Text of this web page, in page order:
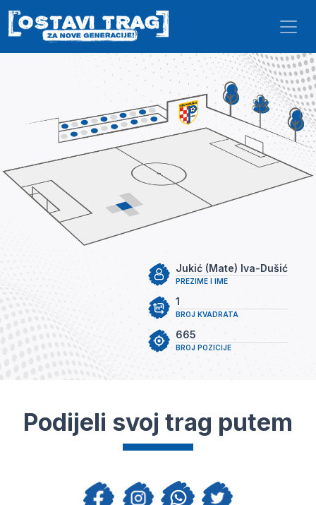
Skip to main content
PREZIME I IME
Jukić (Mate) Iva-Dušić
BROJ KVADRATA
1
BROJ POZICIJE
665
Podijeli svoj trag putem